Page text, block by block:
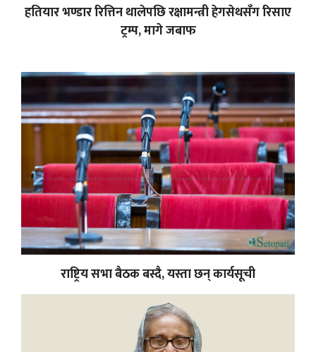
हतियार भण्डार रित्तिन थालेपछि रक्षामन्त्री हेगसेथसँग रिसाए
ट्रम्प, मागे जबाफ
राष्ट्रिय सभा बैठक बस्दै, यस्ता छन् कार्यसूची